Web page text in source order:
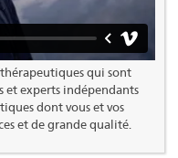
qui sont
et experts indépendants
dont vous et vos
et de grande qualité.